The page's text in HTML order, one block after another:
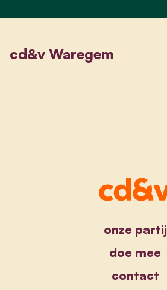
cd&v Waregem
onze partij
doe mee
contact